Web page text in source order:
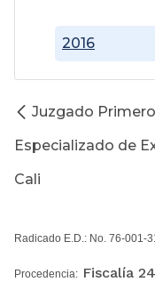
2016
Juzgado
Especializado de
Cali
Radicado E.D.: No. 76-001-
Procedencia: Fiscalía